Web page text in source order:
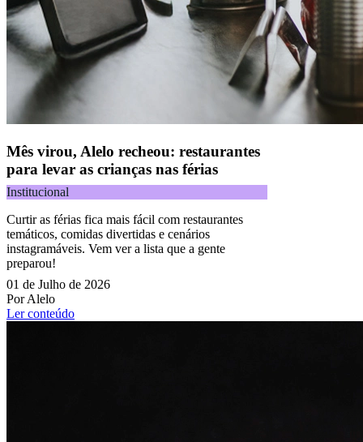
Mês virou, Alelo recheou: restaurantes
para levar as crianças nas férias
Institucional
Curtir as férias fica mais fácil com restaurantes
temáticos, comidas divertidas e cenários
instagramáveis. Vem ver a lista que a gente
preparou!
01 de Julho de 2026
Por Alelo
Ler conteúdo